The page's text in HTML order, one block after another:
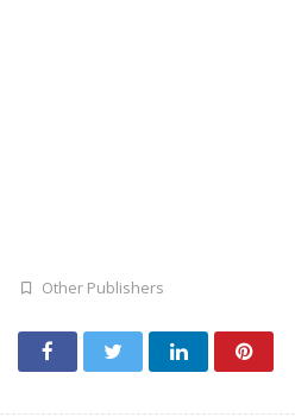
Other Publishers